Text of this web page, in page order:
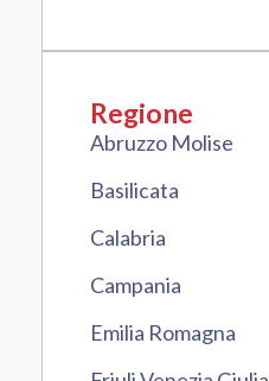
Regione
Abruzzo Molise
Basilicata
Calabria
Campania
Emilia Romagna